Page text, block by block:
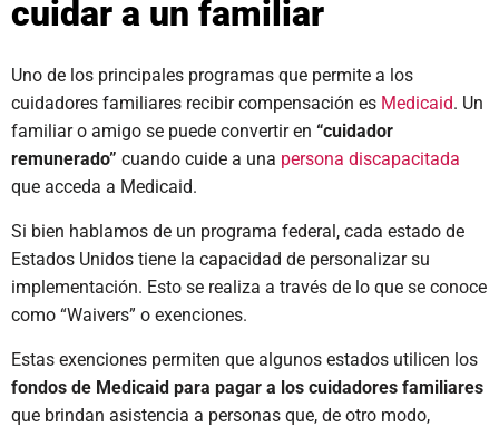
cuidar a un familiar
Uno de los principales programas que permite a los
cuidadores familiares recibir compensación es Medicaid. Un
familiar o amigo se puede convertir en “cuidador
remunerado” cuando cuide a una persona discapacitada
que acceda a Medicaid.
Si bien hablamos de un programa federal, cada estado de
Estados Unidos tiene la capacidad de personalizar su
implementación. Esto se realiza a través de lo que se conoce
como “Waivers” o exenciones.
Estas exenciones permiten que algunos estados utilicen los
fondos de Medicaid para pagar a los cuidadores familiares
que brindan asistencia a personas que, de otro modo,